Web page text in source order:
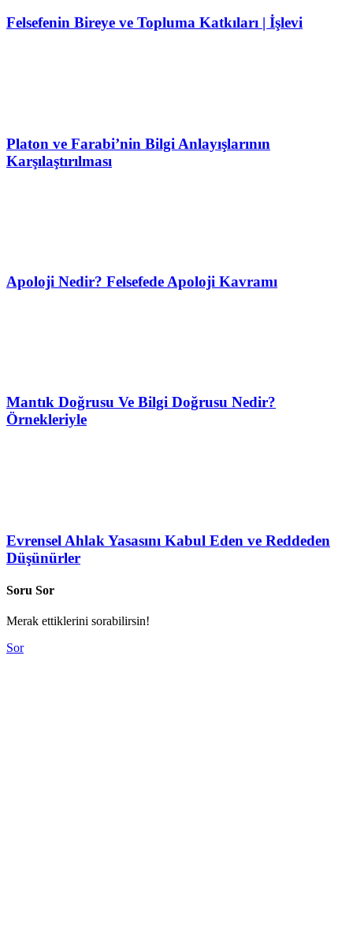
Felsefenin Bireye ve Topluma Katkıları | İşlevi
Platon ve Farabi’nin Bilgi Anlayışlarının
Karşılaştırılması
Apoloji Nedir? Felsefede Apoloji Kavramı
Mantık Doğrusu Ve Bilgi Doğrusu Nedir?
Örnekleriyle
Evrensel Ahlak Yasasını Kabul Eden ve Reddeden
Düşünürler
Soru Sor
Merak ettiklerini sorabilirsin!
Sor